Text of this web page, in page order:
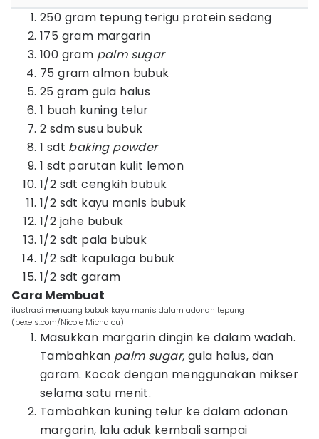
250 gram tepung terigu protein sedang
175 gram margarin
100 gram palm sugar
75 gram almon bubuk
25 gram gula halus
1 buah kuning telur
2 sdm susu bubuk
1 sdt baking powder
1 sdt parutan kulit lemon
1/2 sdt cengkih bubuk
1/2 sdt kayu manis bubuk
1/2 jahe bubuk
1/2 sdt pala bubuk
1/2 sdt kapulaga bubuk
1/2 sdt garam
Cara Membuat
ilustrasi menuang bubuk kayu manis dalam adonan tepung
(pexels.com/Nicole Michalou)
Masukkan margarin dingin ke dalam wadah.
Tambahkan palm sugar, gula halus, dan
garam. Kocok dengan menggunakan mikser
selama satu menit.
Tambahkan kuning telur ke dalam adonan
margarin, lalu aduk kembali sampai